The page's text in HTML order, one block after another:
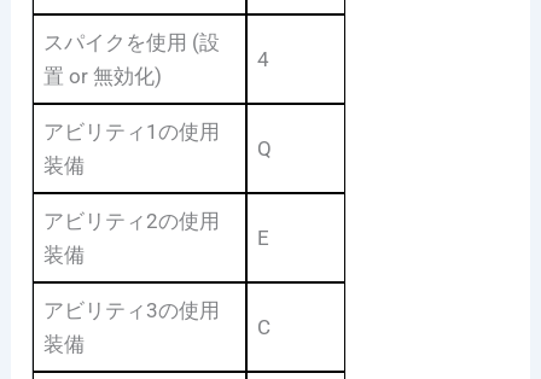
スパイクを使用 (設
置 or 無効化)
4
アビリティ1の使用
装備
Q
アビリティ2の使用
装備
E
アビリティ3の使用
装備
C